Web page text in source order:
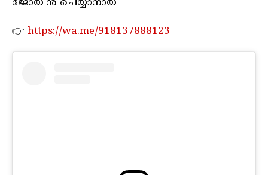
ജോയിൻ ചെയ്യാനായി
👉 https://wa.me/918137888123